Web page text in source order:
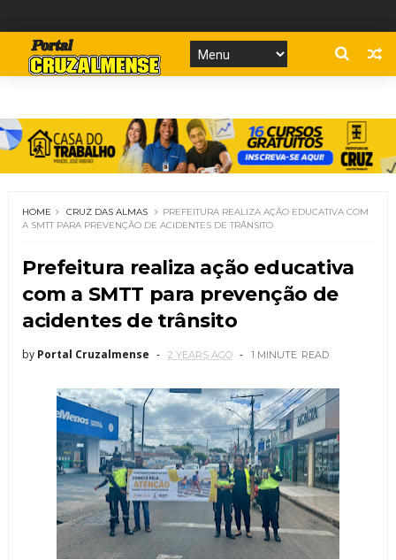
HOME CRUZ DAS ALMAS
PREFEITURA REALIZA AÇÃO EDUCATIVA COM
A SMTT PARA PREVENÇÃO DE ACIDENTES DE TRÂNSITO
Prefeitura realiza ação educativa
com a SMTT para prevenção de
acidentes de trânsito
by Portal Cruzalmense 2 YEARS AGO 1 MINUTE READ